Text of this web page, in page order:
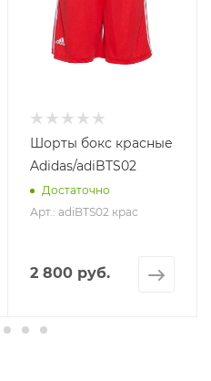
Шорты бокс красные
Adidas/adiBTS02
Достаточно
Арт.: adiBTS02 крас
2 800 руб.